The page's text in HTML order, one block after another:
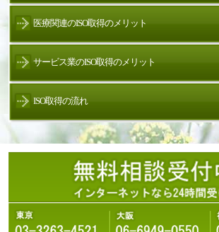
医療関連のISO取得のメリット
サービス業のISO取得のメリット
ISO取得の流れ